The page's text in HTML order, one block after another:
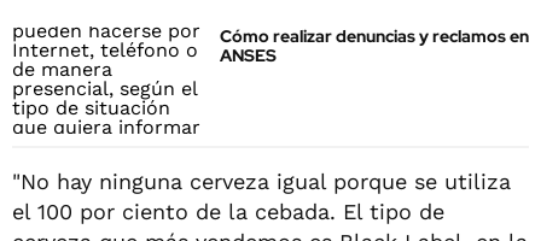
Cómo realizar denuncias y reclamos en
ANSES
"No hay ninguna cerveza igual porque se utiliza
el 100 por ciento de la cebada. El tipo de